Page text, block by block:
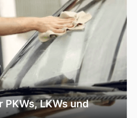
LKWs und